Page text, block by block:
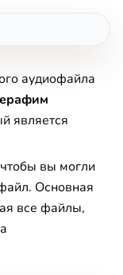
аудиофайла
является
вы могли
Основная
все файлы,